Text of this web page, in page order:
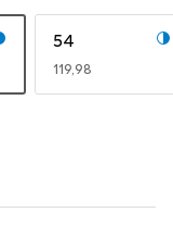
54
EUR
119,98